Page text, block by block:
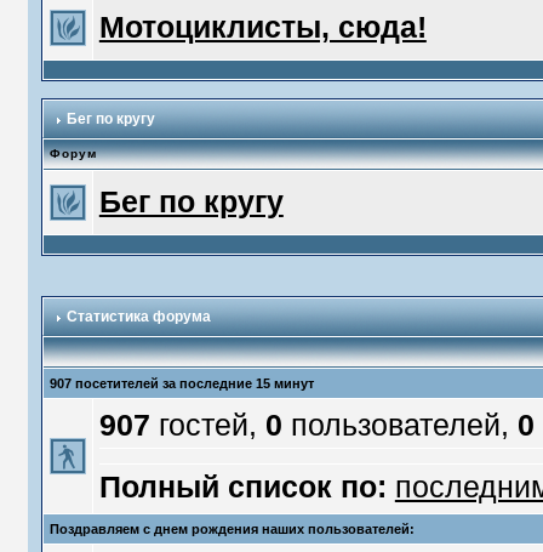
Мотоциклисты, сюда!
Бег по кругу
Форум
Бег по кругу
Статистика форума
907 посетителей за последние 15 минут
907 гостей, 0 пользователей, 0
Полный список по:
Поздравляем с днем рождения наших пользователей: